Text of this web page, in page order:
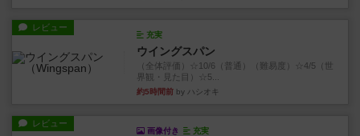
レビュー
充実
ウイングスパン
（全体評価）☆10/6（普通）（難易度）☆4/5（世
界観・見た目）☆5...
約5時間前 by ハシオキ
レビュー
画像付き 充実